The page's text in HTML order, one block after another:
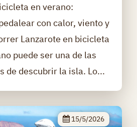
en verano:
con calor, viento y
Lanzarote en bicicleta
puede ser una de las
de descubrir la isla. Lo...
15/5/2026